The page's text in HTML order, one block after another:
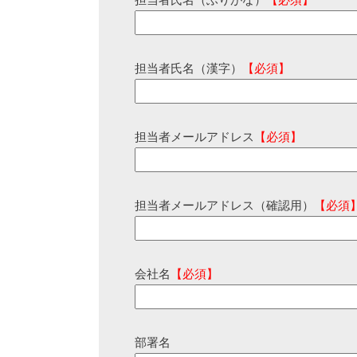
担当者氏名（漢字） 【必須】
担当者メールアドレス 【必須】
担当者メールアドレス（確認用） 【必須
会社名 【必須】
部署名